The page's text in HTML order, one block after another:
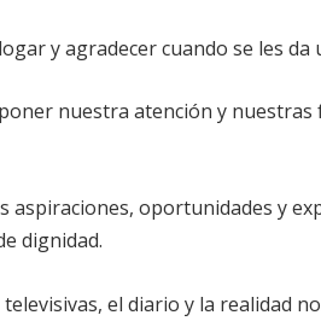
y agradecer cuando se les da
nuestra atención y
aspiraciones, oportunidades y
dignidad.
el diario y la realidad